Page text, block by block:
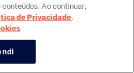
conteúdos. Ao continuar,
de Privacidade.